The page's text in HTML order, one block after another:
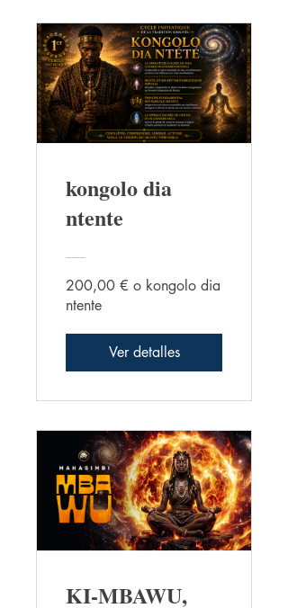
kongolo dia
ntente
200,00 € o kongolo dia
ntente
Ver detalles
KI-MBAWU,